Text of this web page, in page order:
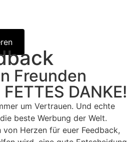
Freunden
DANKE!
um Vertrauen. Und echte
beste Werbung der Welt.
Herzen für euer Feedback,